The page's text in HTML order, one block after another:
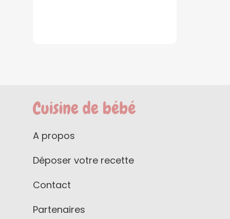
A propos
Déposer votre recette
Contact
Partenaires